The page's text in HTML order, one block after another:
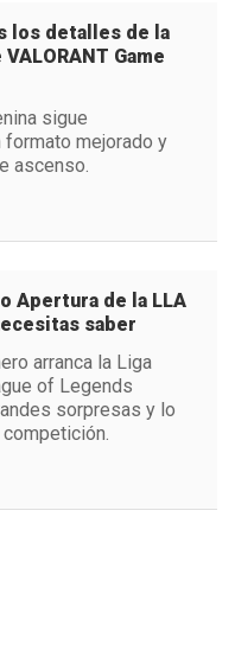
los detalles de la
Game
sigue
formato mejorado y
ascenso.
Apertura de la LLA
saber
arranca la Liga
of Legends
sorpresas y lo